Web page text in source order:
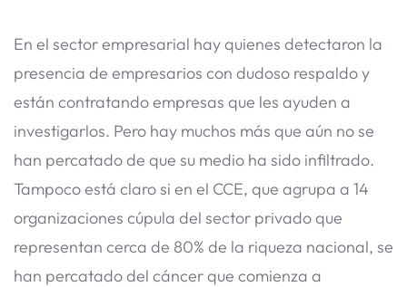
En el sector empresarial hay quienes detectaron la
presencia de empresarios con dudoso respaldo y
están contratando empresas que les ayuden a
investigarlos. Pero hay muchos más que aún no se
han percatado de que su medio ha sido infiltrado.
Tampoco está claro si en el CCE, que agrupa a 14
organizaciones cúpula del sector privado que
representan cerca de 80% de la riqueza nacional, se
han percatado del cáncer que comienza a